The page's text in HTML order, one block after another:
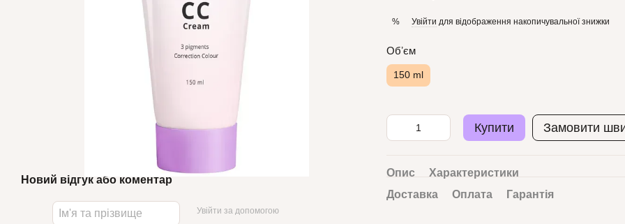
Новий відгук або коментар
Увійти за допомогою
% Увійти для відображення накопичувальної знижки
Обʼєм
150 ml
Купити Замовити
Опис
Характеристики
Доставка
Оплата Гарантія